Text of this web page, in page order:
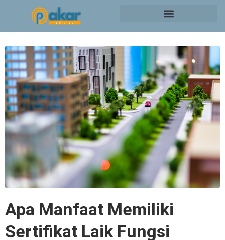
Apa Manfaat Memiliki
Sertifikat Laik Fungsi